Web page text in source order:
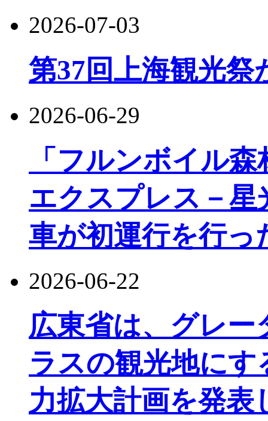
2026-07-03
第37回上海観光祭
2026-06-29
「フルンボイル
エクスプレス－星
車が初運行を行っ
2026-06-22
広東省は、グレ
ラスの観光地に
力拡大計画を発表